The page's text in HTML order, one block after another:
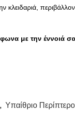
κλειδαριά,
με την έννοιά
, Υπαίθριο